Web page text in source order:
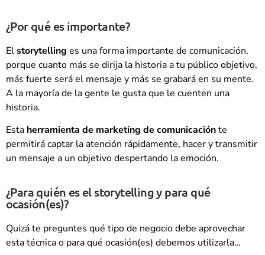
¿Por qué es importante?
Elstorytelling es una forma importante de comunicación,
porque cuanto más se dirija la historia a tu público objetivo,
más fuerte será el mensaje y más se grabará en su mente.
A la mayoría de la gente le gusta que le cuenten una
historia.
Esta herramienta de marketing de comunicaciónte
permitirá captar la atención rápidamente, hacer y transmitir
un mensaje a un objetivo despertando la emoción.
¿Para quién es el storytelling y para qué
ocasión(es)?
Quizá te preguntes qué tipo de negocio debe aprovechar
esta técnica o para qué ocasión(es) debemos utilizarla…